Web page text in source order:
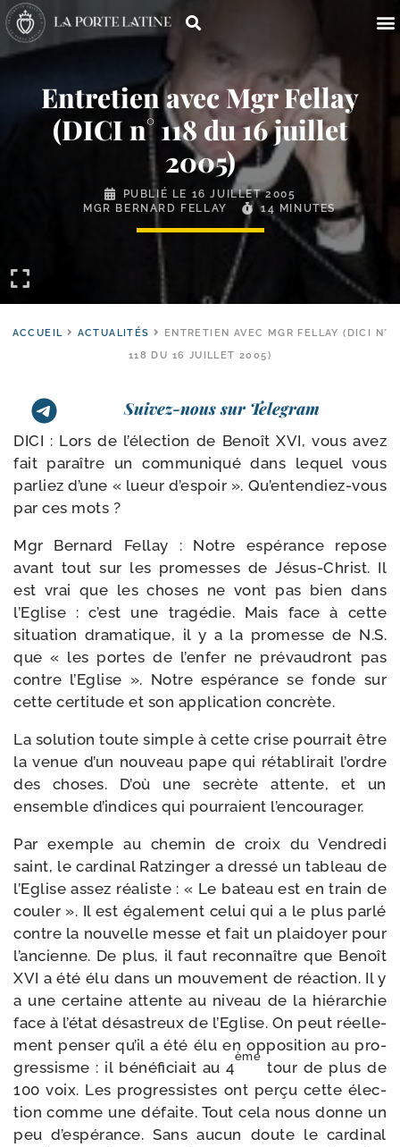
Entretien avec Mgr Fellay
(DICI n° 118 du 16 juillet
2005)
PUBLIÉ LE 16 JUILLET 2005
MGR BERNARD FELLAY
14 MINUTES
ACCUEIL ACTUALITÉS
ENTRETIEN AVEC MGR FELLAY (DICI N°
118 DU 16 JUILLET 2005)
Suivez-nous sur Telegram
DICI : Lors de l’é­lec­tion de Benoît XVI, vous avez
fait paraître un com­mu­ni­qué dans lequel vous
par­liez d’une « lueur d’es­poir ». Qu’entendiez-​vous
par ces mots ?
Mgr Bernard Fellay : Notre espé­rance repose
avant tout sur les pro­messes de Jésus-​Christ. Il
est vrai que les choses ne vont pas bien dans
l’Eglise : c’est une tra­gé­die. Mais face à cette
situa­tion dra­ma­tique, il y a la pro­messe de N.S.
que « les portes de l’en­fer ne pré­vau­dront pas
contre l’Eglise ». Notre espé­rance se fonde sur
cette cer­ti­tude et son appli­ca­tion concrète.
La solu­tion toute simple à cette crise pour­rait être
la venue d’un nou­veau pape qui réta­bli­rait l’ordre
des choses. D’où une secrète attente, et un
ensemble d’in­dices qui pour­raient l’encourager.
Par exemple au che­min de croix du Vendredi
saint, le car­di­nal Ratzinger a dres­sé un tableau de
l’Eglise assez réa­liste : « Le bateau est en train de
cou­ler ». Il est éga­le­ment celui qui a le plus par­lé
contre la nou­velle messe et fait un plai­doyer pour
l’an­cienne. De plus, il faut recon­naître que Benoît
XVI a été élu dans un mou­ve­ment de réac­tion. Il y
a une cer­taine attente au niveau de la hié­rar­chie
face à l’é­tat désas­treux de l’Eglise. On peut réel­le­
ment pen­ser qu’il a été élu en oppo­si­tion au pro­
gres­sisme : il béné­fi­ciait au 4
ème
tour de plus de
100 voix. Les pro­gres­sistes ont per­çu cette élec­
tion comme une défaite. Tout cela nous donne un
peu d’es­pé­rance. Sans aucun doute le car­di­nal